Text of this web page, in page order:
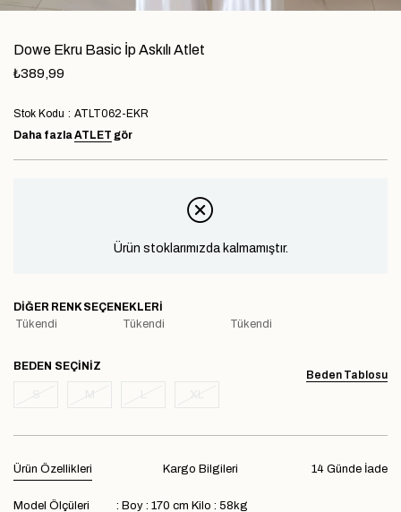
Dowe Ekru Basic İp Askılı Atlet
₺389,99
Stok Kodu
ATLT062-EKR
Daha fazlaATLET gör
Ürün stoklarımızda kalmamıştır.
DIĞER RENK SEÇENEKLERI
Tükendi
Tükendi Tükendi
Beden Tablosu
BEDEN
Ürün Özellikleri 14 Günde İade
Kargo Bilgileri
Model Ölçüleri : Boy : 170 cm Kilo : 58kg